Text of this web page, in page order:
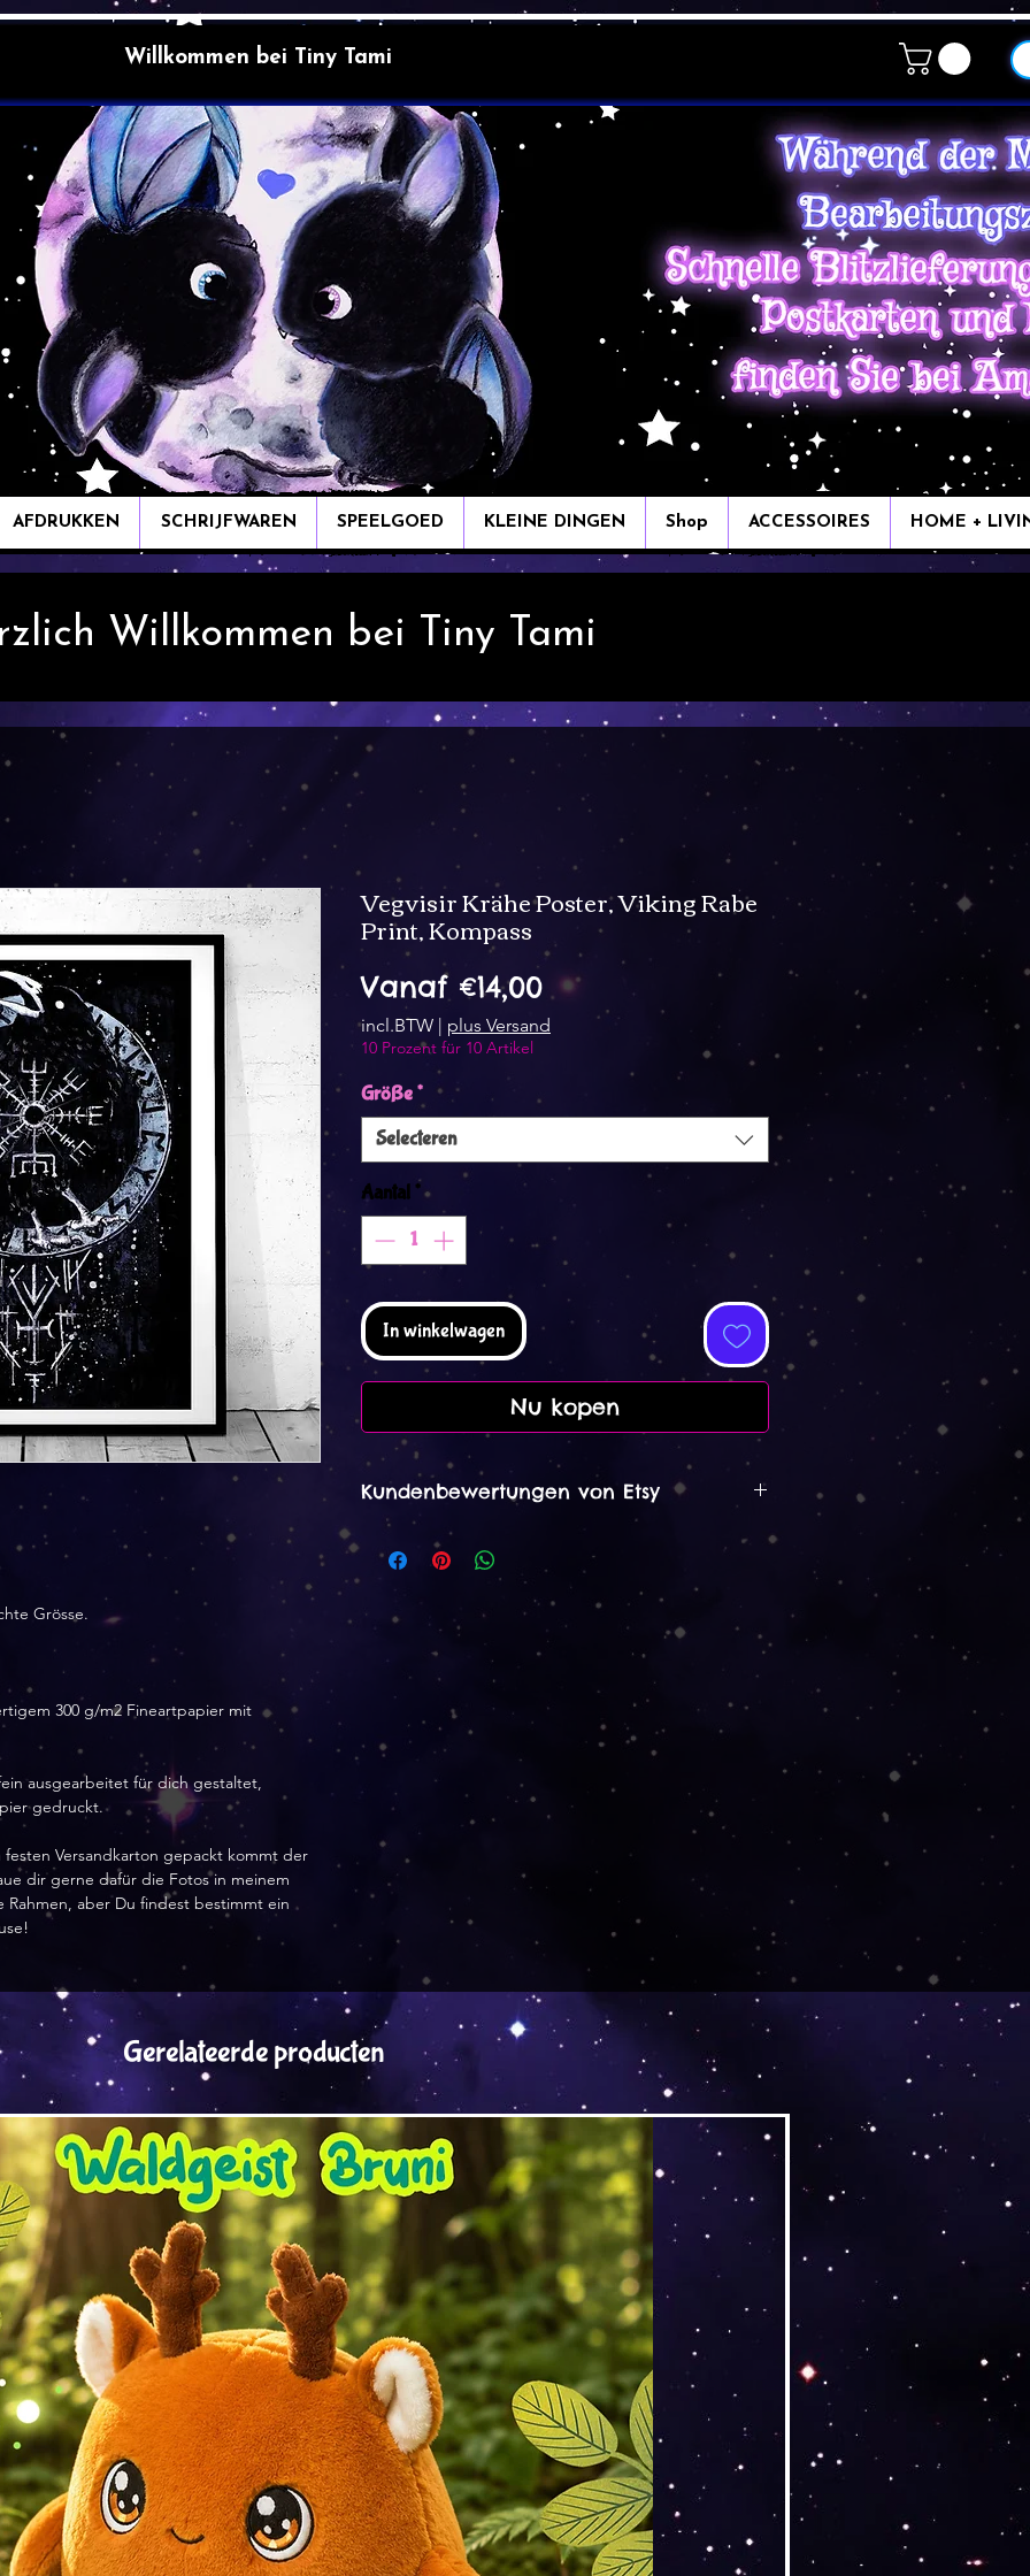
Willkommen bei Tiny Tami
AFDRUKKEN SCHRIJFWAREN SPEELGOED KLEINE DINGEN Shop ACCESSOIRES HOME +
Willkommen bei Tiny Tami
Grösse.
300 g/m2 Fineartpapier mit
ausgearbeitet für dich gestaltet,
gedruckt.
Versandkarton gepackt kommt der
dir gerne dafür die Fotos in meinem
aber Du findest bestimmt ein
Vegvisir Krähe Poster, Viking Rabe
Print, Kompass
Vanaf €14,00Verkoopprijs
incl.BTW | plus Versand
10 Prozent für 10 Artikel
Größe*
Selecteren
Aantal*
In winkelwagen
Nu kopen
Kundenbewertungen von Etsy
Danara 09. Dez 2021
Größe:
A4 21x29 cm
Sieht sehr cool aus, schön zu dekorieren. Es war
ein Geburtstagsgeschenk und wurde gut
Gerelateerde producten
Versand by DruckGuru